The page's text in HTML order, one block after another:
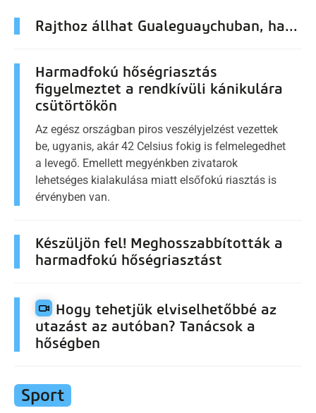
Rajthoz állhat Gualeguaychuban, ha...
Harmadfokú hőségriasztás
figyelmeztet a rendkívüli kánikulára
csütörtökön
Az egész országban piros veszélyjelzést vezettek
be, ugyanis, akár 42 Celsius fokig is felmelegedhet
a levegő. Emellett megyénkben zivatarok
lehetséges kialakulása miatt elsőfokú riasztás is
érvényben van.
Készüljön fel! Meghosszabbították a
harmadfokú hőségriasztást
Hogy tehetjük elviselhetőbbé az
utazást az autóban? Tanácsok a
hőségben
Sport